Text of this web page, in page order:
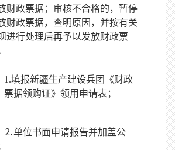
财政票据；审核不合格的，暂停
财政票据，查明原因，并按有关
进行处理后再予以发放财政票
1.填报新疆生产建设兵团《财政
票据领购证》领用申请表；
⒉单位书面申请报告并加盖公